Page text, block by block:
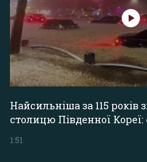
Найсильніша за 115
столицю Південної
1:51